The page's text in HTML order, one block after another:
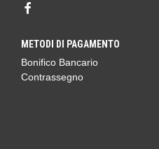
METODI DI PAGAMENTO
Bonifico Bancario
Contrassegno